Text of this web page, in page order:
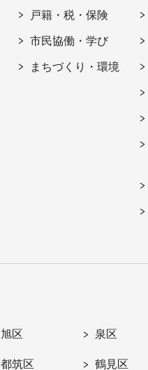
戸籍・税・保険
市民協働・学び
まちづくり・環境
旭区 泉区
都筑区 鶴見区